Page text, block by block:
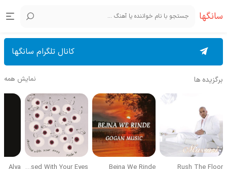
سانگها
کانال تلگرام سانگها
برگزیده ها نمایش همه